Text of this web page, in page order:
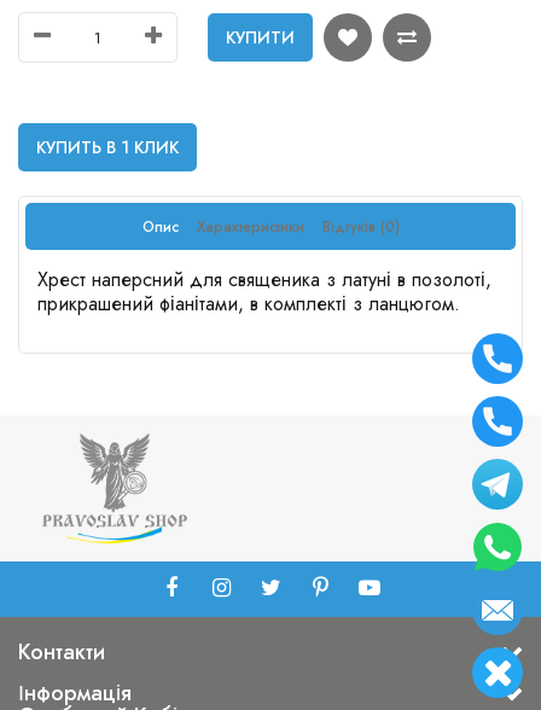
КУПИТИ
КУПИТЬ В 1 КЛИК
Опис Характеристики Відгуків (0)
Хрест наперсний для священика з латуні в позолоті,
прикрашений фіанітами, в комплекті з ланцюгом.
Контакти
Інформація